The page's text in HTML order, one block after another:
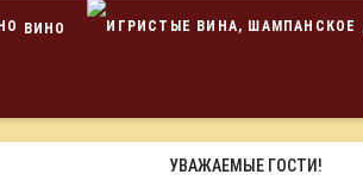
ВИНО
УВАЖАЕМЫЕ ГОСТИ!